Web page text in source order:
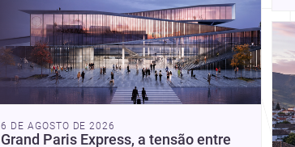
6 DE AGOSTO DE 2026
Grand Paris Express, a tensão entre